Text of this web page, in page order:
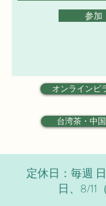
参加
オンラインピ
台湾茶・中
定休日：毎週
日、8/11